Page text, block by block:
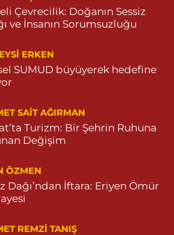
CADDE NO:204 Z1 04822514279
Yol Tarifi Al
Çevrecilik: Doğanın Sessiz
ve İnsanın Sorumsuzluğu
ERKEN
SUMUD büyüyerek hedefine
SAIT AĞIRMAN
Turizm: Bir Şehrin Ruhuna
Değişim
ÖZMEN
Dağı’ndan İftara: Eriyen Ömür
REMZI TANIŞ